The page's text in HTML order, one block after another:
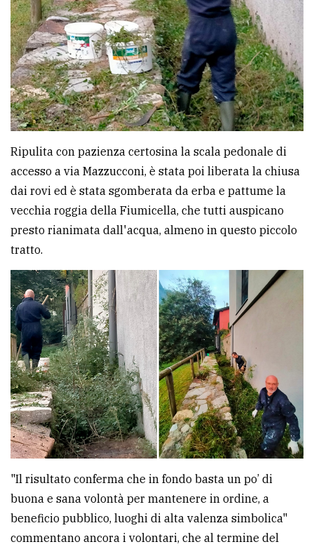
Ripulita con pazienza certosina la scala pedonale di
accesso a via Mazzucconi, è stata poi liberata la chiusa
dai rovi ed è stata sgomberata da erba e pattume la
vecchia roggia della Fiumicella, che tutti auspicano
presto rianimata dall'acqua, almeno in questo piccolo
tratto.
"Il risultato conferma che in fondo basta un po’ di
buona e sana volontà per mantenere in ordine, a
beneficio pubblico, luoghi di alta valenza simbolica"
commentano ancora i volontari, che al termine del